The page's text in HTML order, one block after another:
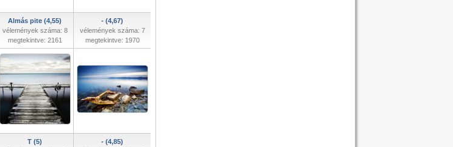
Almás pite (4,55)
vélemények száma: 8
megtekintve: 2161
- (4,67)
vélemények száma: 7
megtekintve: 1970
T (5)
- (4,85)